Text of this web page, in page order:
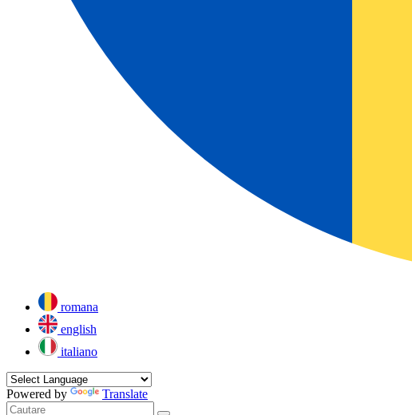
romana
english
italiano
Powered by Translate